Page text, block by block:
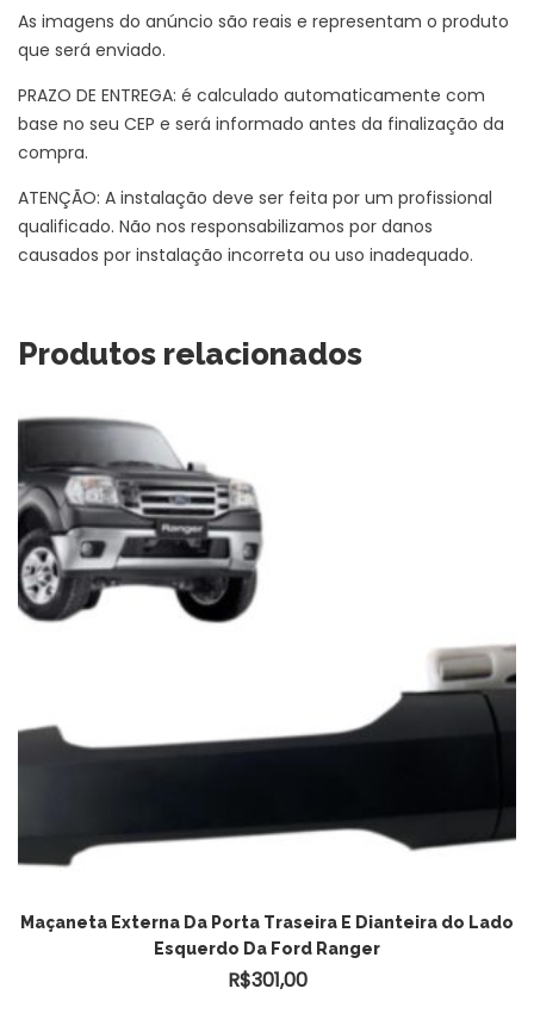
As imagens do anúncio são reais e representam o produto
que será enviado.
PRAZO DE ENTREGA: é calculado automaticamente com
base no seu CEP e será informado antes da finalização da
compra.
ATENÇÃO: A instalação deve ser feita por um profissional
qualificado. Não nos responsabilizamos por danos
causados por instalação incorreta ou uso inadequado.
Produtos relacionados
Maçaneta Externa Da Porta Traseira E Dianteira do Lado
Esquerdo Da Ford Ranger
R$301,00